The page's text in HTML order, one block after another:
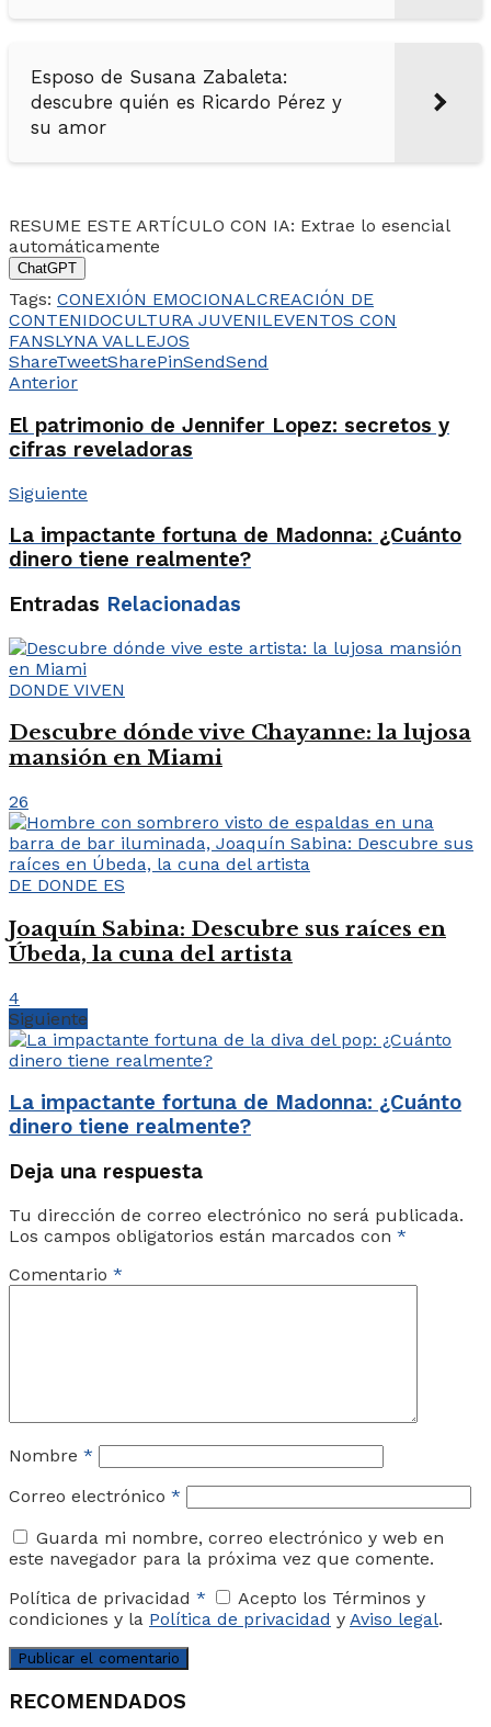
Esposo de Susana Zabaleta:
descubre quién es Ricardo Pérez y
su amor
RESUME ESTE ARTÍCULO CON IA: Extrae lo esencial
automáticamente
ChatGPT
Tags: CONEXIÓN EMOCIONALCREACIÓN DE
CONTENIDOCULTURA JUVENILEVENTOS CON
FANSLYNA VALLEJOS
ShareTweetSharePinSendSend
Anterior
El patrimonio de Jennifer Lopez: secretos y
cifras reveladoras
Siguiente
La impactante fortuna de Madonna: ¿Cuánto
dinero tiene realmente?
Entradas Relacionadas
DONDE VIVEN
Descubre dónde vive Chayanne: la lujosa
mansión en Miami
26
DE DONDE ES
Joaquín Sabina: Descubre sus raíces en
Úbeda, la cuna del artista
4
Siguiente
La impactante fortuna de Madonna: ¿Cuánto
dinero tiene realmente?
Deja una respuesta
Tu dirección de correo electrónico no será publicada.
Los campos obligatorios están marcados con *
Comentario *
Nombre *
Correo electrónico *
Guarda mi nombre, correo electrónico y web en
este navegador para la próxima vez que comente.
Política de privacidad *
Acepto los Términos y
condiciones y la Política de privacidad y Aviso legal.
RECOMENDADOS